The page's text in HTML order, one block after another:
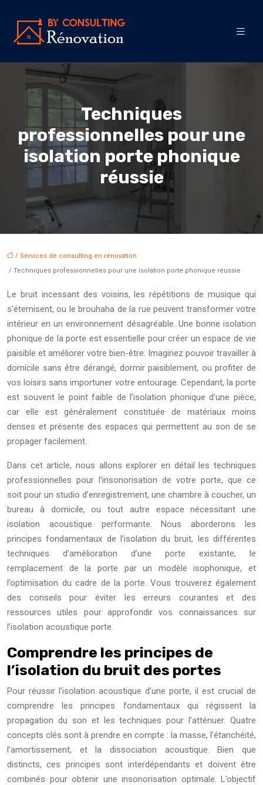
Techniques
professionnelles pour une
isolation porte phonique
réussie
/ Services de consulting en rénovation
/ Techniques professionnelles pour une isolation porte phonique réussie
Le bruit incessant des voisins, les répétitions de musique qui
s’éternisent, ou le brouhaha de la rue peuvent transformer votre
intérieur en un environnement désagréable. Une bonne isolation
phonique de la porte est essentielle pour créer un espace de vie
paisible et améliorer votre bien-être. Imaginez pouvoir travailler à
domicile sans être dérangé, dormir paisiblement, ou profiter de
vos loisirs sans importuner votre entourage. Cependant, la porte
est souvent le point faible de l’isolation phonique d’une pièce,
car elle est généralement constituée de matériaux moins
denses et présente des espaces qui permettent au son de se
propager facilement.
Dans cet article, nous allons explorer en détail les techniques
professionnelles pour l’insonorisation de votre porte, que ce
soit pour un studio d’enregistrement, une chambre à coucher, un
bureau à domicile, ou tout autre espace nécessitant une
isolation acoustique performante. Nous aborderons les
principes fondamentaux de l’isolation du bruit, les différentes
techniques d’amélioration d’une porte existante, le
remplacement de la porte par un modèle isophonique, et
l’optimisation du cadre de la porte. Vous trouverez également
des conseils pour éviter les erreurs courantes et des
ressources utiles pour approfondir vos connaissances sur
l’isolation acoustique porte.
Comprendre les principes de
l’isolation du bruit des portes
Pour réussir l’isolation acoustique d’une porte, il est crucial de
comprendre les principes fondamentaux qui régissent la
propagation du son et les techniques pour l’atténuer. Quatre
concepts clés sont à prendre en compte : la masse, l’étanchéité,
l’amortissement, et la dissociation acoustique. Bien que
distincts, ces principes sont interdépendants et doivent être
combinés pour obtenir une insonorisation optimale. L’objectif